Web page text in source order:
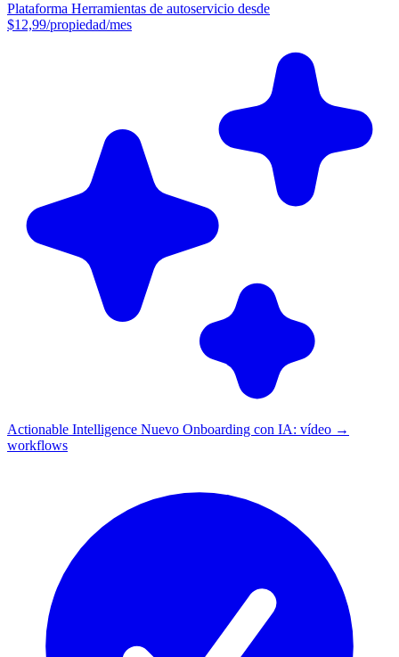
Plataforma Herramientas de autoservicio desde
$12,99/propiedad/mes
Actionable Intelligence Nuevo Onboarding con IA: vídeo →
workflows